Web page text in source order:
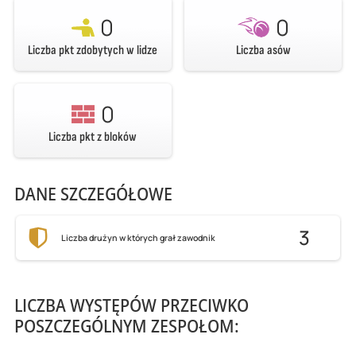
0
Liczba pkt zdobytych w lidze
0
Liczba asów
0
Liczba pkt z bloków
DANE SZCZEGÓŁOWE
Liczba drużyn w których grał zawodnik 3
LICZBA WYSTĘPÓW PRZECIWKO
POSZCZEGÓLNYM ZESPOŁOM: